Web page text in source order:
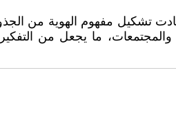
تشكيل مفهوم الهوية من
والمجتمعات، ما يجعل من